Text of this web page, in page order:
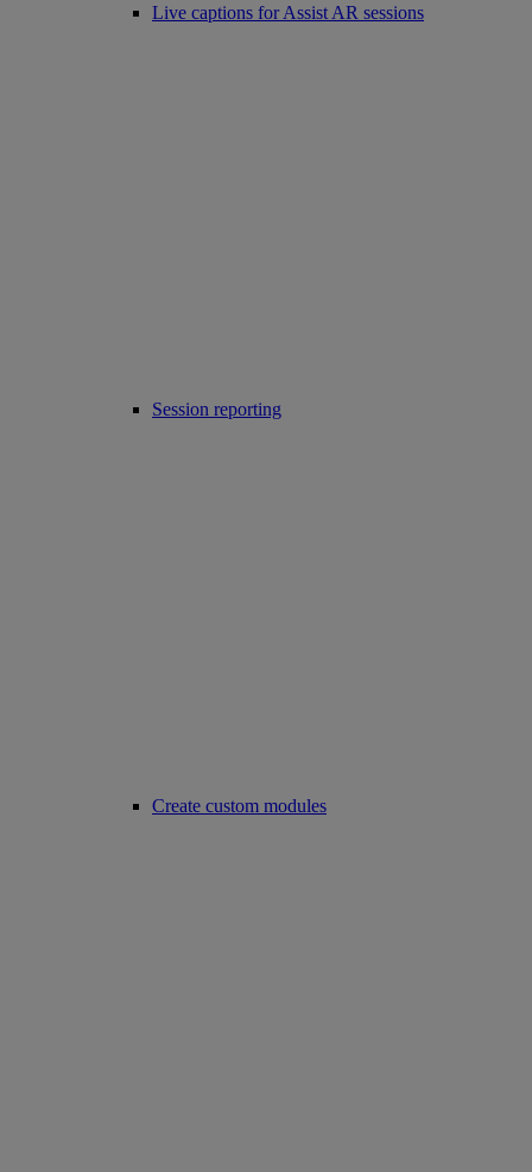
Live captions for Assist AR sessions
Session reporting
Create custom modules